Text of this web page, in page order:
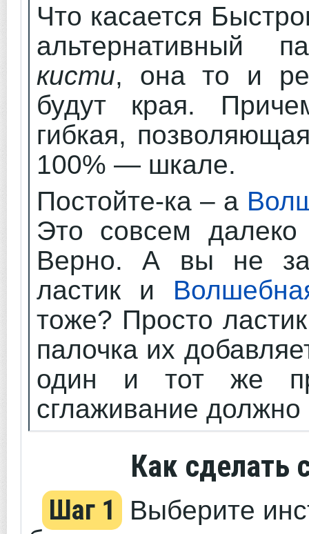
Что касается
кисти, она то и
будут края.
гибкая,
100% — шкале.
Постойте-ка – а
Это совсем
Верно. А вы не
ластик и
тоже? Просто
палочка их
один и тот же
сглаживание
Как сделать
Шаг 1
Выберите